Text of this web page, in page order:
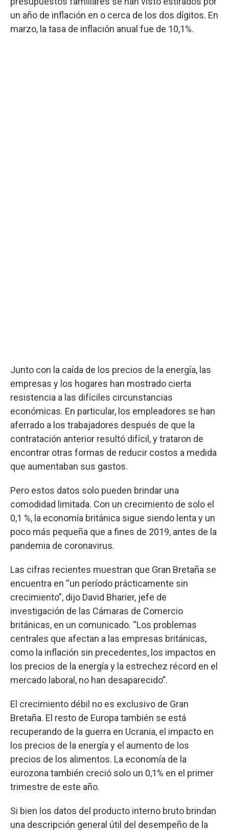
un año de inflación en o cerca de los dos dígitos. En
marzo, la tasa de inflación anual fue de 10,1%.
Junto con la caída de los precios de la energía, las
empresas y los hogares han mostrado cierta
resistencia a las difíciles circunstancias
económicas. En particular, los empleadores se han
aferrado a los trabajadores después de que la
contratación anterior resultó difícil, y trataron de
encontrar otras formas de reducir costos a medida
que aumentaban sus gastos.
Pero estos datos solo pueden brindar una
comodidad limitada. Con un crecimiento de solo el
0,1 %, la economía británica sigue siendo lenta y un
poco más pequeña que a fines de 2019, antes de la
pandemia de coronavirus.
Las cifras recientes muestran que Gran Bretaña se
encuentra en “un período prácticamente sin
crecimiento”, dijo David Bharier, jefe de
investigación de las Cámaras de Comercio
británicas, en un comunicado. “Los problemas
centrales que afectan a las empresas británicas,
como la inflación sin precedentes, los impactos en
los precios de la energía y la estrechez récord en el
mercado laboral, no han desaparecido”.
El crecimiento débil no es exclusivo de Gran
Bretaña. El resto de Europa también se está
recuperando de la guerra en Ucrania, el impacto en
los precios de la energía y el aumento de los
precios de los alimentos. La economía de la
eurozona también creció solo un 0,1% en el primer
trimestre de este año.
Si bien los datos del producto interno bruto brindan
una descripción general útil del desempeño de la